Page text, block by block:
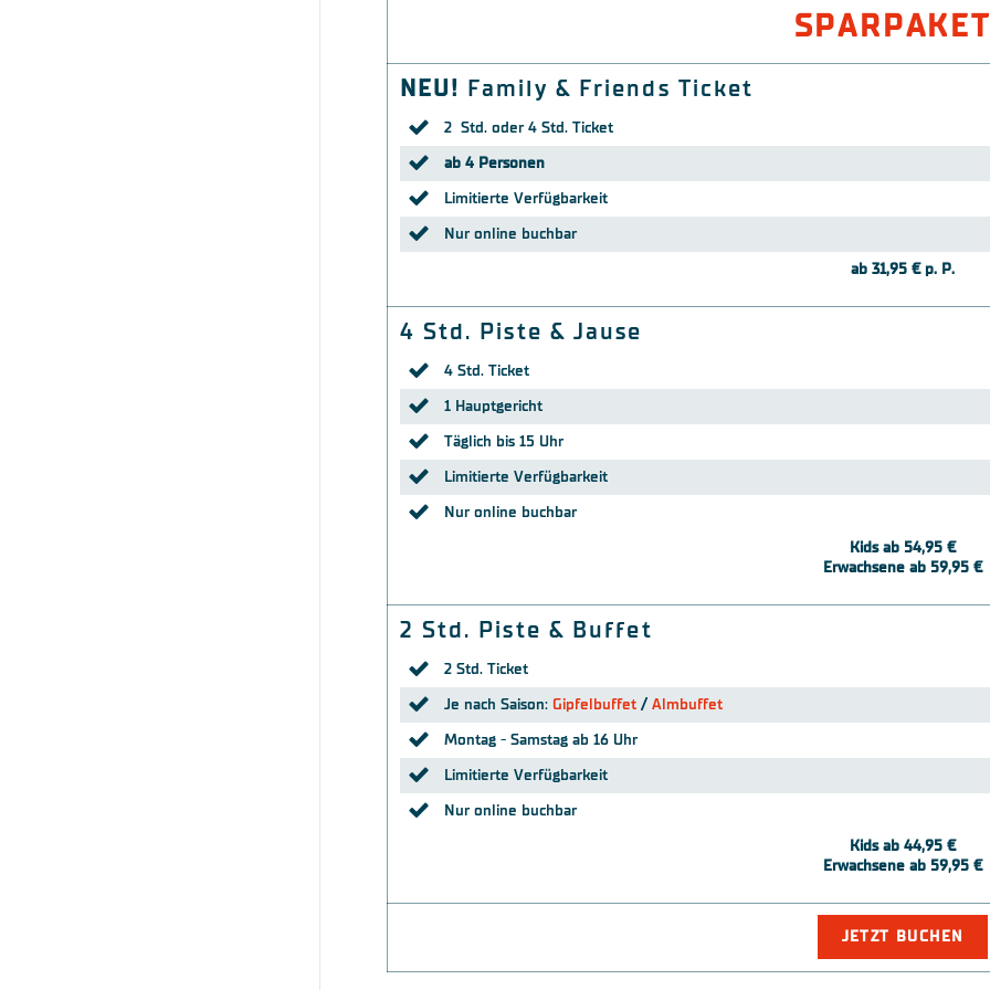
NEU! Family & Friends Ticket
2 Std. oder 4 Std. Ticket
ab 4 Personen
Limitierte Verfügbarkeit
Nur online buchbar
ab 31,95 € p. P.
4 Std. Piste & Jause
4 Std. Ticket
1 Hauptgericht
Täglich bis 15 Uhr
Limitierte Verfügbarkeit
Nur online buchbar
Kids ab 54,95 €
Erwachsene ab 59,95 €
2 Std. Piste & Buffet
2 Std. Ticket
Je nach Saison: Gipfelbuffet/ Almbuffet
Montag - Samstag ab 16 Uhr
Limitierte Verfügbarkeit
Nur online buchbar
Kids ab 44,95 €
Erwachsene ab 59,95 €
JETZT BUCHEN